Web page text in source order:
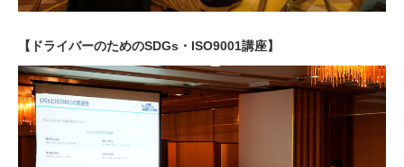
【ドライバーのためのSDGs・ISO9001講座】